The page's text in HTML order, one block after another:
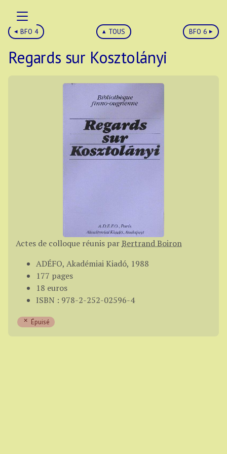
BFO 4 TOUS BFO 6
Regards sur Kosztolányi
Actes de colloque réunis parBertrand Boiron
ADÉFO, Akadémiai Kiadó, 1988
177 pages
18 euros
ISBN : 978-2-252-02596-4
Épuisé